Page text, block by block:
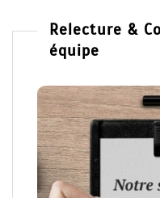
Relecture &
équipe